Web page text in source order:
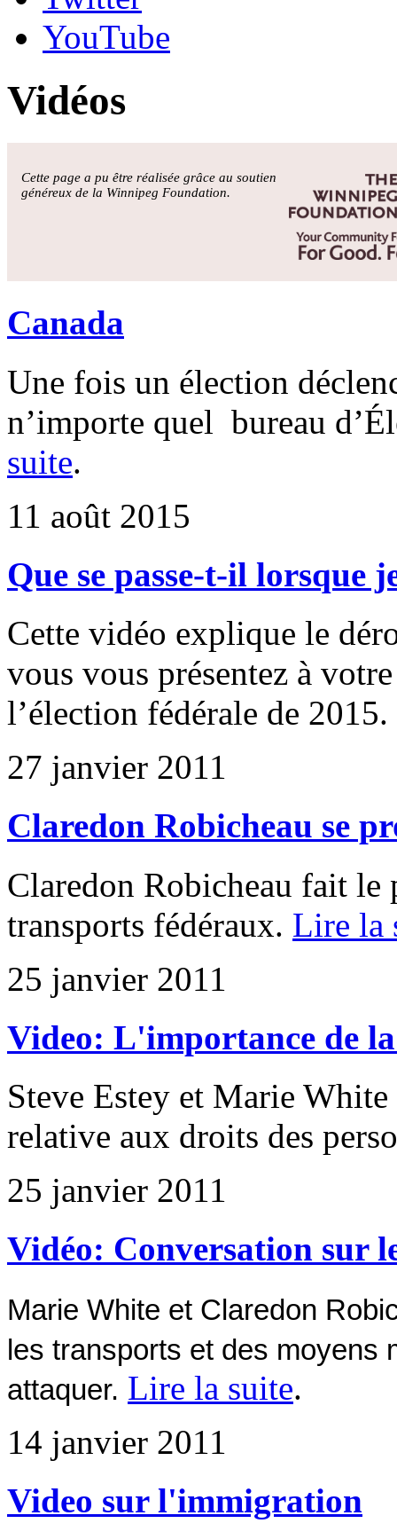
YouTube
Vidéos
Cette page a pu être réalisée grâce au soutien
généreux de la Winnipeg Foundation.
Canada
Une fois un élection
n’importe quel bureau
suite.
11 août 2015
Que se passe-t-il lorsque
Cette vidéo explique le
vous vous présentez à
l’élection fédérale de 2015.
27 janvier 2011
Claredon Robicheau se
Claredon Robicheau fait le
transports fédéraux. Lire la
25 janvier 2011
Video: L'importance de
Steve Estey et Marie
relative aux droits des
25 janvier 2011
Vidéo: Conversation sur
Marie White et Claredon
les transports et des moyens
attaquer. Lire la suite.
14 janvier 2011
Video sur l'immigration